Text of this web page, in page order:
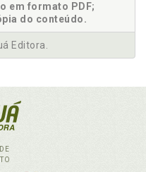
em formato PDF;
do conteúdo.
Editora.